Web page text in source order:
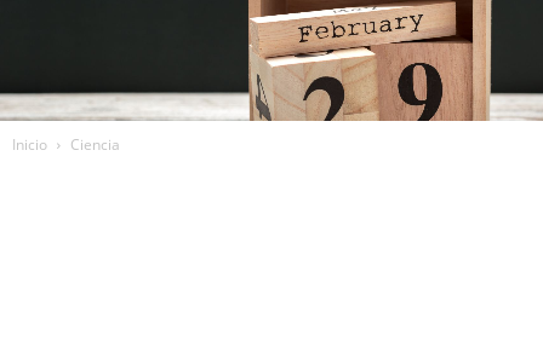
Inicio Ciencia